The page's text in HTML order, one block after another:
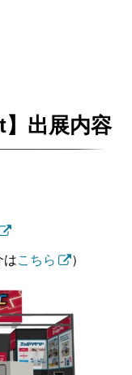
】出展内容
はこちら ）